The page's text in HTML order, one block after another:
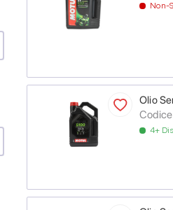
Non-
Olio
4+